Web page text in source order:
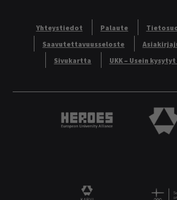
Yhteystiedot Palaute
Saavutettavuusseloste
Sivukartta
UKK – Usein
Heroes European